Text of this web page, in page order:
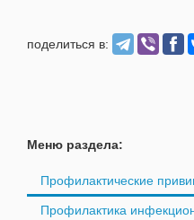
поделиться в:
Меню раздела:
Профилактические
Профилактика